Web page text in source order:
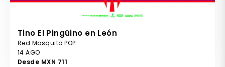
Tino El Pingüino en León
Red Mosquito POP
14 AGO
Desde MXN 711